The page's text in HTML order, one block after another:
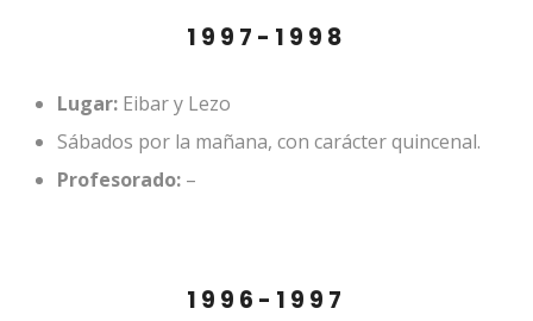
1997-1998
Lugar: Eibar y Lezo
Sábados por la mañana, con carácter quincenal.
Profesorado: –
1996-1997